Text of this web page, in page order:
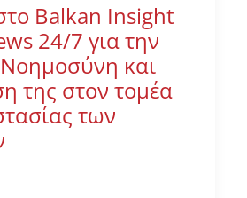
Balkan Insight
24/7 για την
και
της στον τομέα
των